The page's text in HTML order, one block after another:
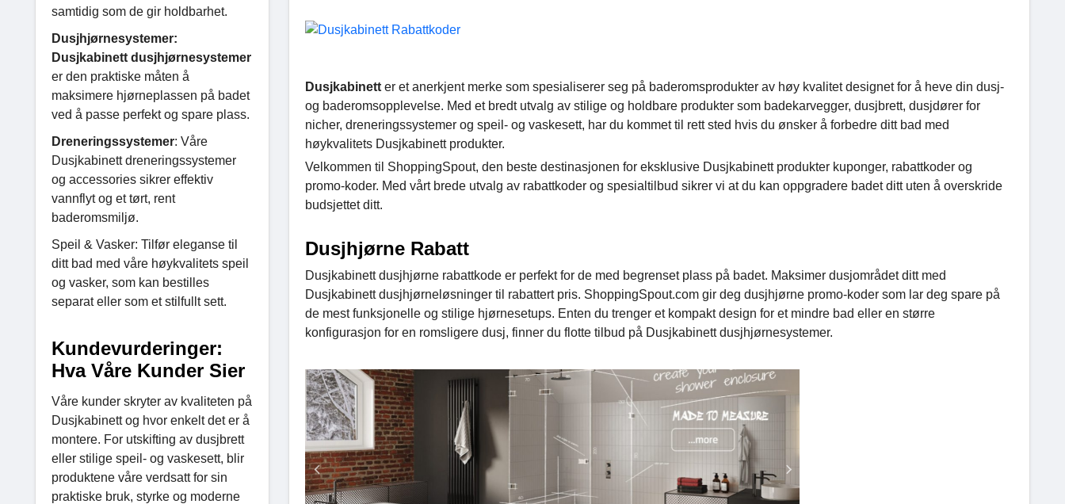
samtidig som de gir holdbarhet.
Dusjhjørnesystemer:
Dusjkabinett dusjhjørnesystemer
er den praktiske måten å
maksimere hjørneplassen på badet
ved å passe perfekt og spare plass.
Dreneringssystemer: Våre
Dusjkabinett dreneringssystemer
og accessories sikrer effektiv
vannflyt og et tørt, rent
baderomsmiljø.
Speil & Vasker: Tilfør eleganse til
ditt bad med våre høykvalitets speil
og vasker, som kan bestilles
separat eller som et stilfullt sett.
Kundevurderinger:
Hva Våre Kunder Sier
Våre kunder skryter av kvaliteten på
Dusjkabinett og hvor enkelt det er å
montere. For utskifting av dusjbrett
eller stilige speil- og vaskesett, blir
produktene våre verdsatt for sin
praktiske bruk, styrke og moderne
Dusjkabinett er et anerkjent merke som spesialiserer seg på baderomsprodukter av høy kvalitet designet for å heve din dusj-
og baderomsopplevelse. Med et bredt utvalg av stilige og holdbare produkter som badekarvegger, dusjbrett, dusjdører for
nicher, dreneringssystemer og speil- og vaskesett, har du kommet til rett sted hvis du ønsker å forbedre ditt bad med
høykvalitets Dusjkabinett produkter.
Velkommen til ShoppingSpout, den beste destinasjonen for eksklusive Dusjkabinett produkter kuponger, rabattkoder og
promo-koder. Med vårt brede utvalg av rabattkoder og spesialtilbud sikrer vi at du kan oppgradere badet ditt uten å overskride
budsjettet ditt.
Dusjhjørne Rabatt
Dusjkabinett dusjhjørne rabattkode er perfekt for de med begrenset plass på badet. Maksimer dusjområdet ditt med
Dusjkabinett dusjhjørneløsninger til rabattert pris. ShoppingSpout.com gir deg dusjhjørne promo-koder som lar deg spare på
de mest funksjonelle og stilige hjørnesetups. Enten du trenger et kompakt design for et mindre bad eller en større
konfigurasjon for en romsligere dusj, finner du flotte tilbud på Dusjkabinett dusjhjørnesystemer.